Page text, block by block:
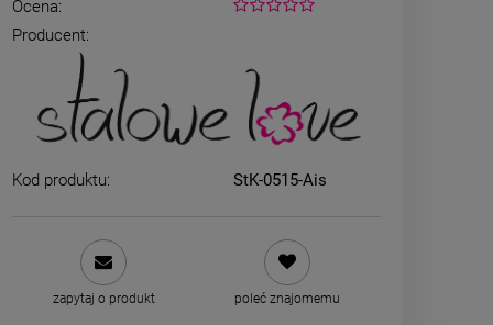
Bransoletka srebrna STAL
CHIRURGICZNA jodełka
cyrkonie
Ocena:
Producent:
Kod produktu: StK-0515-Ais
zapytaj o produkt poleć znajomemu